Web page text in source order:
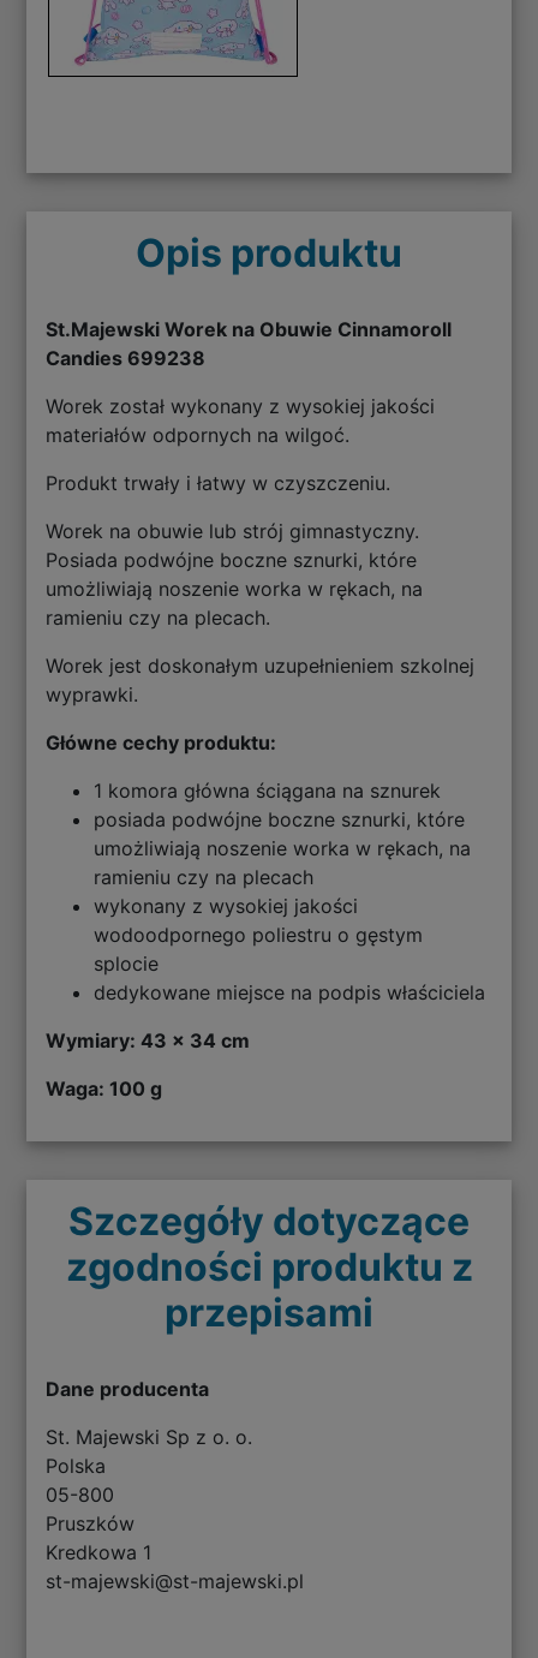
Opis produktu
St.Majewski Worek na Obuwie Cinnamoroll
Candies 699238
Worek został wykonany z wysokiej jakości
materiałów odpornych na wilgoć.
Produkt trwały i łatwy w czyszczeniu.
Worek na obuwie lub strój gimnastyczny.
Posiada podwójne boczne sznurki, które
umożliwiają noszenie worka w rękach, na
ramieniu czy na plecach.
Worek jest doskonałym uzupełnieniem szkolnej
wyprawki.
Główne cechy produktu:
1 komora główna ściągana na sznurek
posiada podwójne boczne sznurki, które
umożliwiają noszenie worka w rękach, na
ramieniu czy na plecach
wykonany z wysokiej jakości
wodoodpornego poliestru o gęstym
splocie
dedykowane miejsce na podpis właściciela
Wymiary: 43 x 34 cm
Waga: 100 g
Szczegóły dotyczące
zgodności produktu z
przepisami
Dane producenta
St. Majewski Sp z o. o.
Polska
05-800
Pruszków
Kredkowa 1
st-majewski@st-majewski.pl